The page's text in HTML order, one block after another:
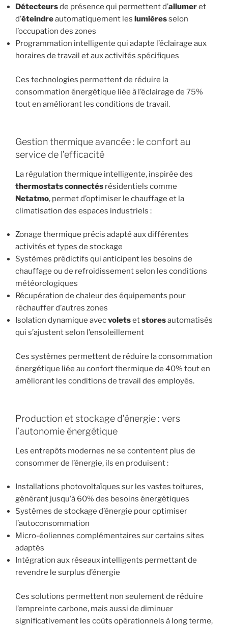
Détecteursde présence qui permettent d’allumeret
d’éteindreautomatiquement les lumièresselon
l’occupation des zones
Programmation intelligente qui adapte l’éclairage aux
horaires de travail et aux activités spécifiques
Ces technologies permettent de réduire la
consommation énergétique liée à l’éclairage de 75%
tout en améliorant les conditions de travail.
Gestion thermique avancée : le confort au
service de l’efficacité
La régulation thermique intelligente, inspirée des
thermostats connectés résidentiels comme
Netatmo, permet d’optimiser le chauffage et la
climatisation des espaces industriels :
Zonage thermique précis adapté aux différentes
activités et types de stockage
Systèmes prédictifs qui anticipent les besoins de
chauffage ou de refroidissement selon les conditions
météorologiques
Récupération de chaleur des équipements pour
réchauffer d’autres zones
Isolation dynamique avecvoletsetstoresautomatisés
qui s’ajustent selon l’ensoleillement
Ces systèmes permettent de réduire la consommation
énergétique liée au confort thermique de 40% tout en
améliorant les conditions de travail des employés.
Production et stockage d’énergie : vers
l’autonomie énergétique
Les entrepôts modernes ne se contentent plus de
consommer de l’énergie, ils en produisent :
Installations photovoltaïques sur les vastes toitures,
générant jusqu’à 60% des besoins énergétiques
Systèmes de stockage d’énergie pour optimiser
l’autoconsommation
Micro-éoliennes complémentaires sur certains sites
adaptés
Intégration aux réseaux intelligents permettant de
revendre le surplus d’énergie
Ces solutions permettent non seulement de réduire
l’empreinte carbone, mais aussi de diminuer
significativement les coûts opérationnels à long terme,